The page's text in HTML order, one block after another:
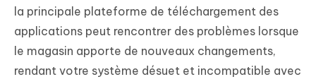
la principale plateforme de téléchargement des
applications peut rencontrer des problèmes lorsque
le magasin apporte de nouveaux changements,
rendant votre système désuet et incompatible avec